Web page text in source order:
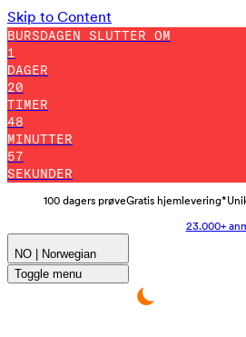
Skip to Content
BURSDAGEN SLUTTER OM
1
DAGER
20
TIMER
48
MINUTTER
51
SEKUNDER
100 dagers prøveGratis hjemlevering*
23.000+
NO | Norwegian
Toggle menu